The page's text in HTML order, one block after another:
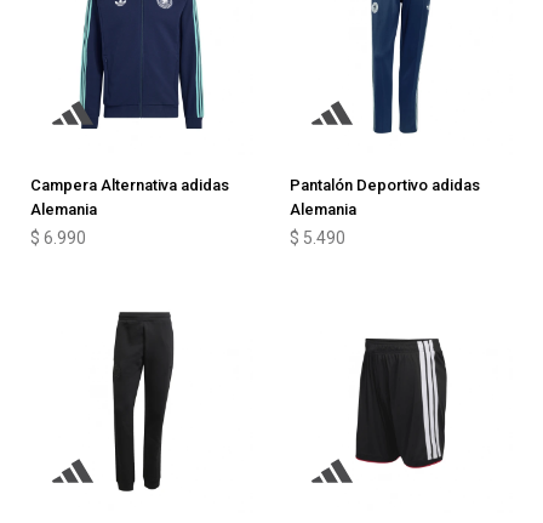
Campera Alternativa adidas
Alemania
$ 6.990
Pantalón Deportivo adidas
Alemania
$ 5.490